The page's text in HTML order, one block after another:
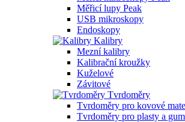
Měřicí lupy Peak
USB mikroskopy
Endoskopy
Kalibry
Mezní kalibry
Kalibrační kroužky
Kuželové
Závitové
Tvrdoměry
Tvrdoměry pro kovové
Tvrdoměry pro plasty a